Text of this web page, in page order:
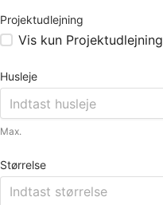
Projektudlejning
Vis kun Projektudlejning
Husleje
Max.
Størrelse